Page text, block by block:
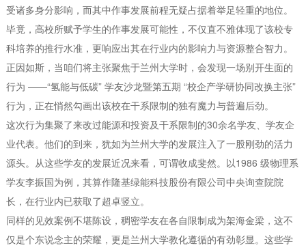
受诸多身分影响，而其中作事发展前程无疑占据着举足轻重的地位。
毕竟，高校所赋予学生的作事发展可能性，不仅直不雅体现了该校专
科培养的推行水准，更响应出其在行业内的影响力与资源整合智力。
正因如斯，当咱们将主张聚焦于兰州大学时，会发现一场别开生面的
行为 ——“氢能与低碳” 学友沙龙暨第五期 “校企产学研协同改换主张”
行为，正在悄然勾画出该校在干系限制的独有魔力与普遍后劲。
这次行为集聚了来改过能源和投资及干系限制的30余名学友、学友企
业代表。他们的到来，犹如为兰州大学的发展注入了一股刚劲的活力
源头。从这些学友的发展近况来看，可谓收成斐然。以1986 级物理系
学友李振国为例，其算作隆基绿能科技股份有限公司中央询查院院
长，在行业内已获取了超卓竖立。
同样的见效案例不堪陈设，稠密学友在各自限制成为架海金梁，这不
仅是个东说念主的荣耀，更是兰州大学教化遵循的有劲彰显。这些学